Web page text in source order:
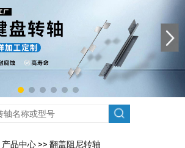
产品中心 >> 翻盖阻尼转轴